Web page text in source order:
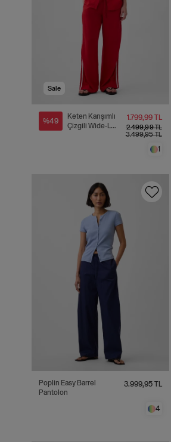
Sale
%49
Keten Karışımlı
Çizgili Wide-Leg
2.499,99 TL
3.499,95 TL
1.799,99 TL
1
Poplin Easy Barrel
Pantolon
3.999,95 TL
4